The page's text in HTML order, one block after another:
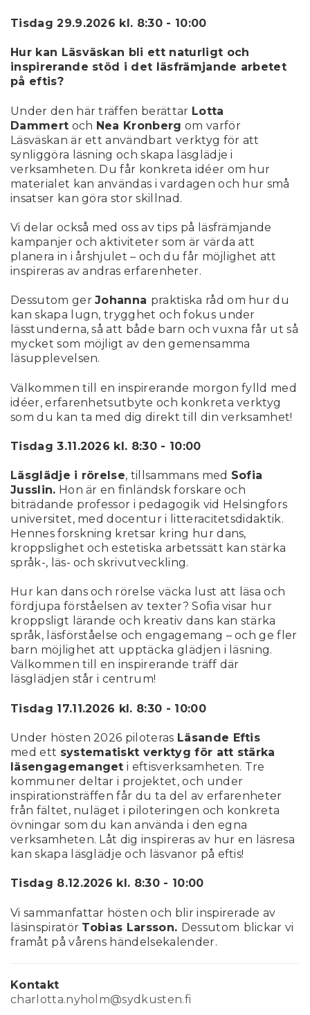
Tisdag 29.9.2026 kl. 8:30 - 10:00
Hur kan Läsväskan bli ett naturligt och
inspirerande stöd i det läsfrämjande arbetet
på eftis?
Under den här träffen berättar Lotta
Dammert och Nea Kronberg om varför
Läsväskan är ett användbart verktyg för att
synliggöra läsning och skapa läsglädje i
verksamheten. Du får konkreta idéer om hur
materialet kan användas i vardagen och hur små
insatser kan göra stor skillnad.
Vi delar också med oss av tips på läsfrämjande
kampanjer och aktiviteter som är värda att
planera in i årshjulet – och du får möjlighet att
inspireras av andras erfarenheter.
Dessutom gerJohanna praktiska råd om hur du
kan skapa lugn, trygghet och fokus under
lässtunderna, så att både barn och vuxna får ut så
mycket som möjligt av den gemensamma
läsupplevelsen.
Välkommen till en inspirerande morgon fylld med
idéer, erfarenhetsutbyte och konkreta verktyg
som du kan ta med dig direkt till din verksamhet!
Tisdag 3.11.2026 kl. 8:30 - 10:00
Läsglädje i rörelse, tillsammans med Sofia
Jusslin. Hon är en finländsk forskare och
biträdande professor i pedagogik vid Helsingfors
universitet, med docentur i litteracitetsdidaktik.
Hennes forskning kretsar kring hur dans,
kroppslighet och estetiska arbetssätt kan stärka
språk-, läs- och skrivutveckling.
Hur kan dans och rörelse väcka lust att läsa och
fördjupa förståelsen av texter? Sofia visar hur
kroppsligt lärande och kreativ dans kan stärka
språk, läsförståelse och engagemang – och ge fler
barn möjlighet att upptäcka glädjen i läsning.
Välkommen till en inspirerande träff där
läsglädjen står i centrum!
Tisdag 17.11.2026 kl. 8:30 - 10:00
Under hösten 2026 piloteras Läsande Eftis
med ett systematiskt verktyg för att stärka
läsengagemanget i eftisverksamheten. Tre
kommuner deltar i projektet, och under
inspirationsträffen får du ta del av erfarenheter
från fältet, nuläget i piloteringen och konkreta
övningar som du kan använda i den egna
verksamheten. Låt dig inspireras av hur en läsresa
kan skapa läsglädje och läsvanor på eftis!
Tisdag 8.12.2026 kl. 8:30 - 10:00
Vi sammanfattar hösten och blir inspirerade av
läsinspiratör Tobias Larsson. Dessutom blickar vi
framåt på vårens händelsekalender.
Kontakt
charlotta.nyholm@sydkusten.fi